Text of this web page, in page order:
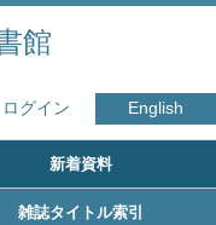
館
ログイン English
新着資料
雑誌タイトル索引